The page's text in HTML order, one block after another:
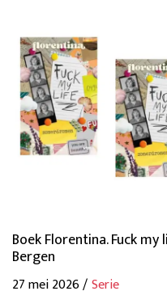
Boek Florentina. Fuck
Bergen
27 mei 2026 /Serie